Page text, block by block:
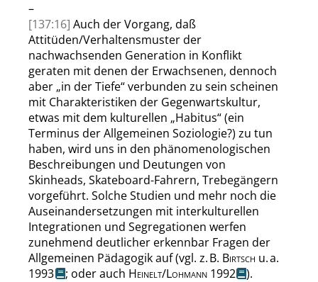
–
[137:16] Auch der Vorgang, daß
Attitüden/Verhaltensmuster der
nachwachsenden Generation in Konflikt
geraten mit denen der Erwachsenen, dennoch
aber „in der Tiefe“verbunden zu sein scheinen
mit Charakteristiken der Gegenwartskultur,
etwas mit dem kulturellen „Habitus“(ein
Terminus der Allgemeinen Soziologie?) zu tun
haben, wird uns in den phänomenologischen
Beschreibungen und Deutungen von
Skinheads, Skateboard-Fahrern, Trebegängern
vorgeführt. Solche Studien und mehr noch die
Auseinandersetzungen mit interkulturellen
Integrationen und Segregationen werfen
zunehmend deutlicher erkennbar Fragen der
Allgemeinen Pädagogik auf (vgl. z. B. Birtsch u. a.
1993
; oder auch Heinelt/Lohmann1992
).